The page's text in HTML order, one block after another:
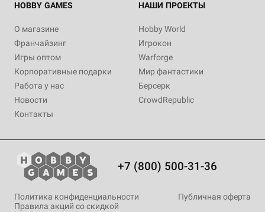
HOBBY GAMES
О магазине
Франчайзинг
Игры оптом
Корпоративные подарки
Работа у нас
Новости
Контакты
НАШИ ПРОЕКТЫ
Hobby World
Игрокон
Warforge
Мир фантастики
Берсерк
CrowdRepublic
+7 (800) 500-31-36
Политика конфиденциальности
Публичная оферта
Правила акций со скидкой